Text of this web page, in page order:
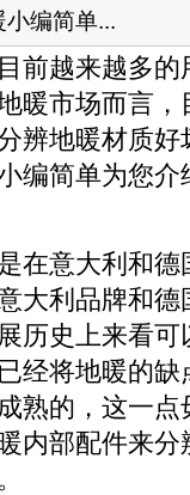
编简单...
前越来越多
暖市场而言
辨地暖材质
编简单为您
在意大利和
大利品牌和
历史上来看
经将地暖的
熟的，这一
内部配件来